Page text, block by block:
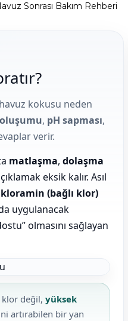
Sıvı klor Sıvı asit
hazır kimyasal
Çöktürücü
ve Setlik Giderici
Hipoklorit %65 Klor
Toz Granul Ph-
Çöktürücü Flock
Bağlı Klor Giderici
Kışlık Bakım Ürünü
Suyu Ph - Düşürücü
Suyu Yosun
Hortum Adaptörü
Şelaleleri
kokusu neden
, pH sapması,
verir.
matlaşma, dolaşma
eksik kalır. Asıl
kloramin (bağlı klor)
uygulanacak
olmasını sağlayan
klor değil, yüksek
artırabilen bir yan